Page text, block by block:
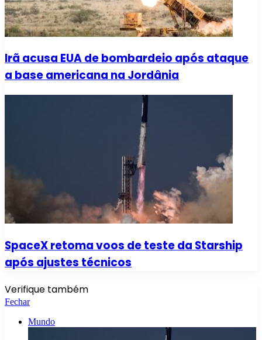
Irã acusa EUA de bombardeio após ataque
a base americana na Jordânia
SpaceX retoma voos de teste da Starship
após ajustes técnicos
Verifique também
Fechar
Mundo